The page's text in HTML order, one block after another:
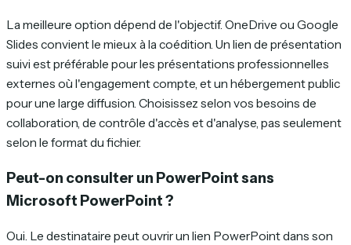
La meilleure option dépend de l'objectif. OneDrive ou Google
Slides convient le mieux à la coédition. Un lien de présentation
suivi est préférable pour les présentations professionnelles
externes où l'engagement compte, et un hébergement public
pour une large diffusion. Choisissez selon vos besoins de
collaboration, de contrôle d'accès et d'analyse, pas seulement
selon le format du fichier.
Peut-on consulter un PowerPoint sans
Microsoft PowerPoint ?
Oui. Le destinataire peut ouvrir un lien PowerPoint dans son